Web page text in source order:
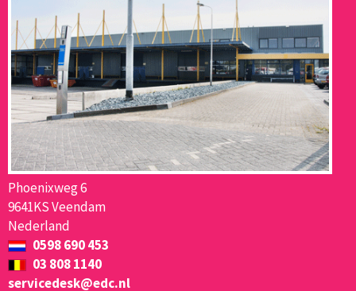
Phoenixweg 6
9641KS Veendam
Nederland
0598 690 453
03 808 1140
servicedesk@edc.nl